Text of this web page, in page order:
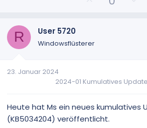
e
S
i
m
e
S
i
R User 5720
Windowsflüsterer
23. Januar 2024
2024-01 Kumulatives Update
Heute hat Ms ein neues kumulatives
(KB5034204) veröffentlicht.